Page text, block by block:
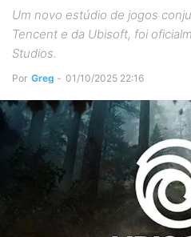
Um novo estúdio de jogos
Tencent e da Ubisoft, foi
Studios.
Por Greg - 01/10/2025 22:16